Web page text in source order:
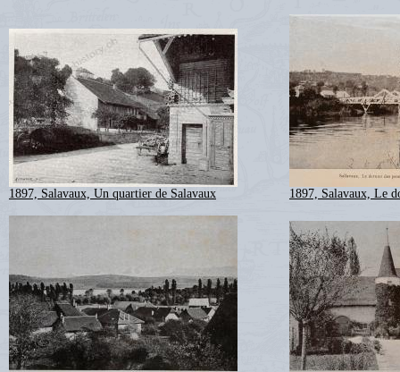
1897, Salavaux, Un quartier de Salavaux 1897, Salavaux, Le